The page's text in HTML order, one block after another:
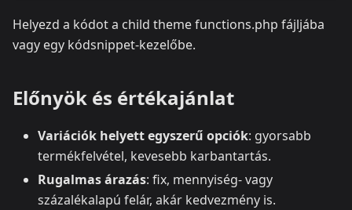
Helyezd a kódot a child theme functions.php fájljába
vagy egy kódsnippet-kezelőbe.
Előnyök és értékajánlat
Variációk helyett egyszerű opciók: gyorsabb
termékfelvétel, kevesebb karbantartás.
Rugalmas árazás: fix, mennyiség- vagy
százalékalapú felár, akár kedvezmény is.